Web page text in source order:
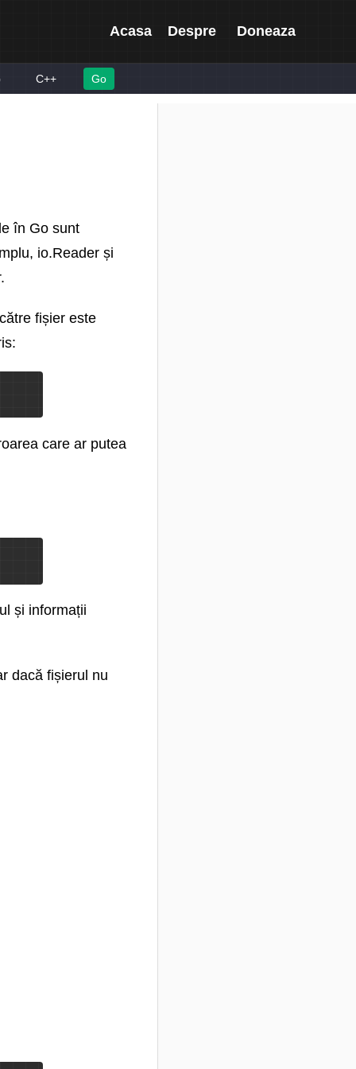
Acasa Despre Doneaza
C++ Go
în Go sunt
io.Reader și
fișier este
care ar putea
și informații
dacă fișierul nu